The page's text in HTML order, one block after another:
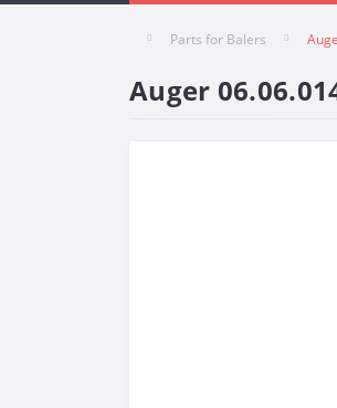
Parts for Balers
Auger